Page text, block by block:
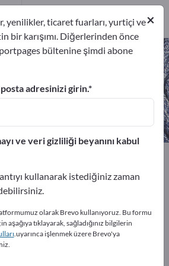
– üreticileri ve
3
Üreticiler
ücretsiz reklam
İkinci El Ürünler – İş İletişim
×
yenilikler, ticaret fuarları, yurtiçi ve
bir karışımı. Diğerlerinden önce
bültenine şimdi abone
adresinizi girin.
ve veri gizliliği beyanını kabul
kullanarak istediğiniz zaman
olarak Brevo kullanıyoruz. Bu formu
aşağıya tıklayarak, sağladığınız bilgilerin
.uyarınca işlenmek üzere Brevo'ya